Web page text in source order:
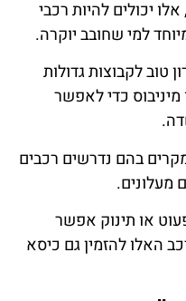
יכולים להיות רכבי
למי שחובב יוקרה.
טוב לקבוצות גדולות
מיניבוס כדי לאפשר
בהם נדרשים רכבים
מעלונים.
או תינוק אפשר
האלו להזמין גם כיסא